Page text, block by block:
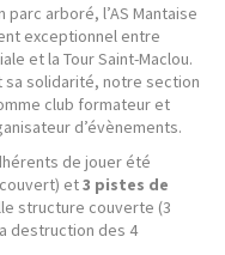
parc arboré, l’AS Mantaise
exceptionnel entre
et la Tour Saint-Maclou.
sa solidarité, notre section
club formateur et
d’évènements.
de jouer été
et3 pistes de
structure couverte (3
destruction des 4